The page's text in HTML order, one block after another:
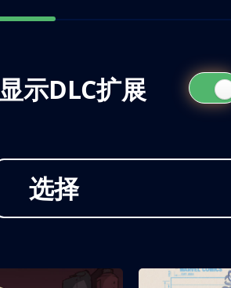
选择
显示DLC扩展